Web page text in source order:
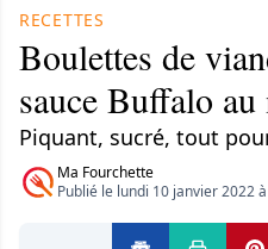
RECETTES
Boulettes de
sauce Buffalo
Piquant, sucré, tout
Ma Fourchette
Publié le lundi 10 janvier 2022